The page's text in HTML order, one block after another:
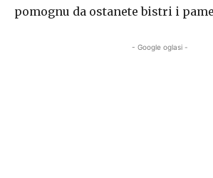
pomognu da ostanete bistri i
- Google oglasi -